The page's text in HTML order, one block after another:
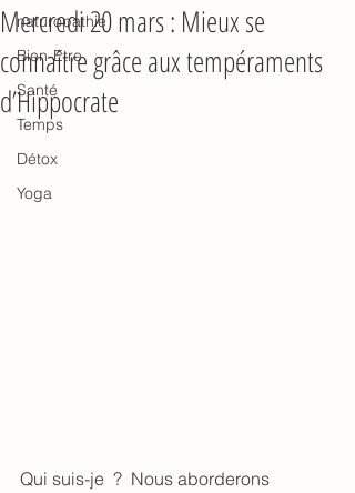
naturopathie
Bien-Etre
Santé
Temps
Détox
Yoga
Mercredi 20 mars : Mieux se
connaître grâce aux tempéraments
d’Hippocrate
Qui suis-je  ?  Nous aborderons